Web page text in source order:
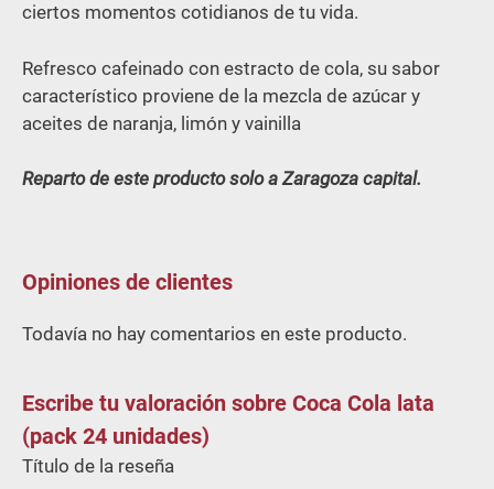
ciertos momentos cotidianos de tu vida.
Refresco cafeinado con estracto de cola, su sabor
característico proviene de la mezcla de azúcar y
aceites de naranja, limón y vainilla
Reparto de este producto solo a Zaragoza capital.
Opiniones de clientes
Todavía no hay comentarios en este producto.
Escribe tu valoración sobre Coca Cola lata
(pack 24 unidades)
Título de la reseña